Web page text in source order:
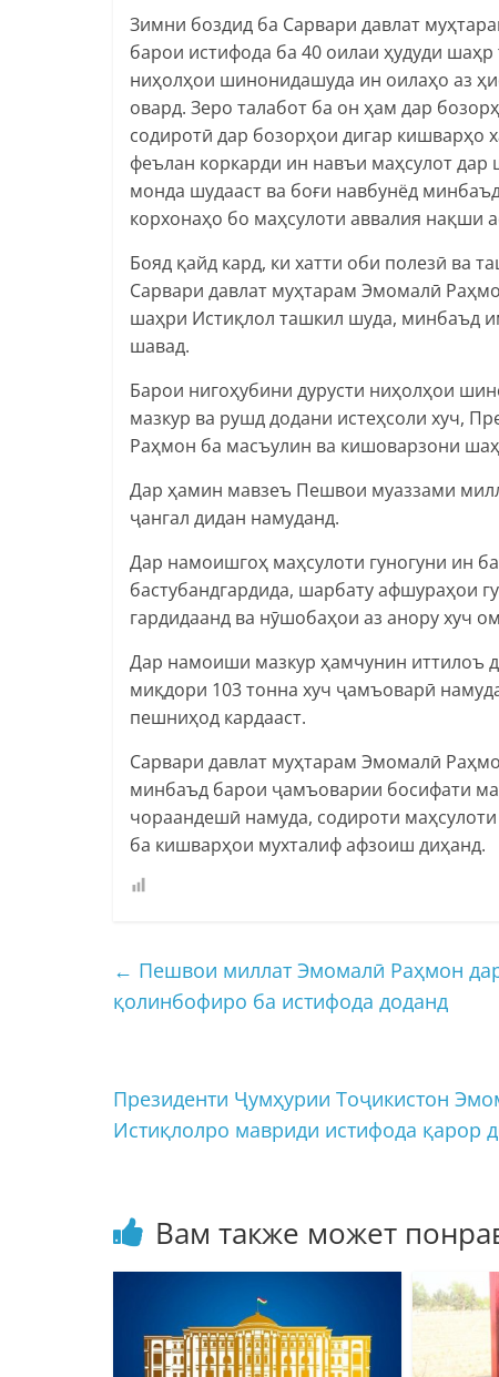
Зимни боздид ба Сарвари давлат
барои истифода ба 40 оилаи ҳудуди
ниҳолҳои шинонидашуда ин оилаҳо аз
овард. Зеро талабот ба он ҳам дар
содиротӣ дар бозорҳои дигар кишварҳо
феълан коркарди ин навъи маҳсулот
монда шудааст ва боғи навбунёд
корхонаҳо бо маҳсулоти аввалия нақши
Бояд қайд кард, ки хатти оби полезӣ ва
Сарвари давлат муҳтарам Эмомалӣ
шаҳри Истиқлол ташкил шуда, минбаъд
шавад.
Барои нигоҳубини дурусти ниҳолҳои
мазкур ва рушд додани истеҳсоли хуч,
Раҳмон ба масъулин ва кишоварзони
Дар ҳамин мавзеъ Пешвои муаззами
ҷангал дидан намуданд.
Дар намоишгоҳ маҳсулоти гуногуни ин
бастубандгардида, шарбату афшураҳои
гардидаанд ва нӯшобаҳои аз анору хуч
Дар намоиши мазкур ҳамчунин иттилоъ
миқдори 103 тонна хуч ҷамъоварӣ
пешниҳод кардааст.
Сарвари давлат муҳтарам Эмомалӣ
минбаъд барои ҷамъоварии босифати
чораандешӣ намуда, содироти
ба кишварҳои мухталиф афзоиш диҳанд.
← Пешвои миллат Эмомалӣ Раҳмон
қолинбофиро ба истифода доданд
Президенти Ҷумҳурии Тоҷикистон
Истиқлолро мавриди истифода қарор
Вам также может